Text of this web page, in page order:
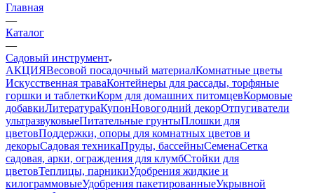
Главная
—
Каталог
—
Садовый инструмент
АКЦИЯВесовой посадочный материалКомнатные цветы
Искусственная траваКонтейнеры для рассады, торфяные
горшки и таблеткиКорм для домашних питомцевКормовые
добавкиЛитератураКупонНовогодний декорОтпугиватели
ультразвуковыеПитательные грунтыПлошки для
цветовПоддержки, опоры для комнатных цветов и
декорыСадовая техникаПруды, бассейныСеменаСетка
садовая, арки, ограждения для клумбСтойки для
цветовТеплицы, парникиУдобрения жидкие и
килограммовыеУдобрения пакетированныеУкрывной